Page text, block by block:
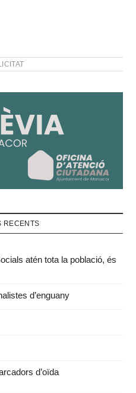
RECENTS
atén tota la població, és
d’enguany
d’oïda